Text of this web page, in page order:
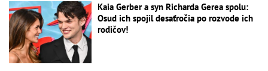
Kaia Gerber a syn Richarda Gerea spolu:
Osud ich spojil desaťročia po rozvode ich
rodičov!